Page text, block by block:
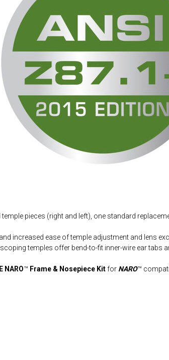
pieces (right and left), one standard
increased ease of temple adjustment and lens
temples offer bend-to-fit inner-wire ear tabs
NARO™ Frame & Nosepiece Kitfor NARO™